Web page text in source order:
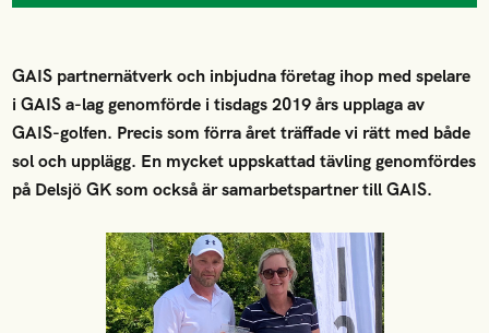
GAIS partnernätverk och inbjudna företag ihop med spelare
i GAIS a-lag genomförde i tisdags 2019 års upplaga av
GAIS-golfen. Precis som förra året träffade vi rätt med både
sol och upplägg. En mycket uppskattad tävling genomfördes
på Delsjö GK som också är samarbetspartner till GAIS.